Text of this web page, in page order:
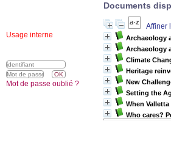
Documents
Affiner
Archaeology
Archaeology
Climate
Heritage
New
Setting the
When
Who cares?
Usage interne
Mot de passe oublié ?